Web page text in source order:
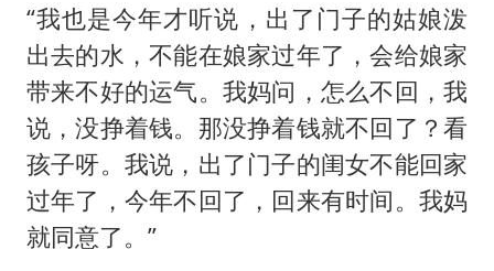
“我也是今年才听说，出了门子的姑娘泼
出去的水，不能在娘家过年了，会给娘家
带来不好的运气。我妈问，怎么不回，我
说，没挣着钱。那没挣着钱就不回了？看
孩子呀。我说，出了门子的闺女不能回家
过年了，今年不回了，回来有时间。我妈
就同意了。”